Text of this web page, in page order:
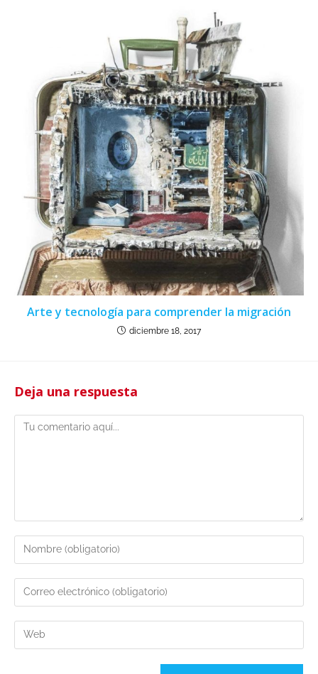
Arte y tecnología para comprender la migración
diciembre 18, 2017
Deja una respuesta